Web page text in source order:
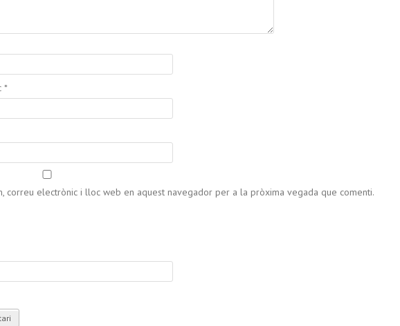
*
correu electrònic i lloc web en aquest navegador per a la pròxima vegada que comenti.